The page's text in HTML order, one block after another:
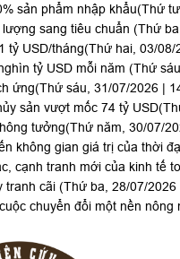
sản phẩm nhập khẩu(Thứ
sang tiêu chuẩn (Thứ
tỷ USD/tháng(Thứ hai, 03/08/
tỷ USD mỗi năm (Thứ
ứng(Thứ sáu, 31/07/2026 |
sản vượt mốc 74 tỷ USD
tưởng(Thứ năm, 30/07/
không gian giá trị của thời
cạnh tranh mới của kinh tế
tranh cãi (Thứ ba, 28/07/2026
chuyển đổi một nền nông